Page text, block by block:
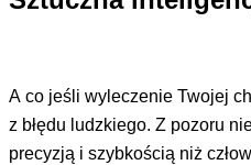
A co jeśli wyleczenie Twojej
z błędu ludzkiego. Z pozoru
precyzją i szybkością niż